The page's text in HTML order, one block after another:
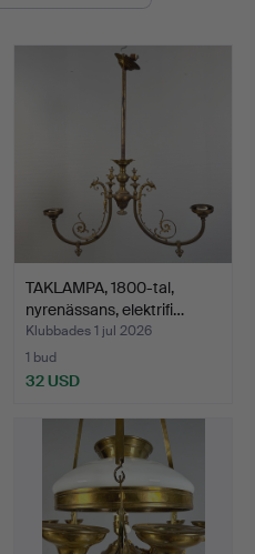
TAKLAMPA, 1800-tal,
nyrenässans, elektrifi…
Klubbades 1 jul 2026
1 bud
32 USD